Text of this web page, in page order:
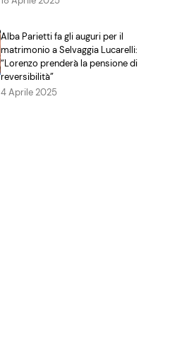
Alba Parietti fa gli auguri per il
matrimonio a Selvaggia Lucarelli:
“Lorenzo prenderà la pensione di
reversibilità”
4 Aprile 2025